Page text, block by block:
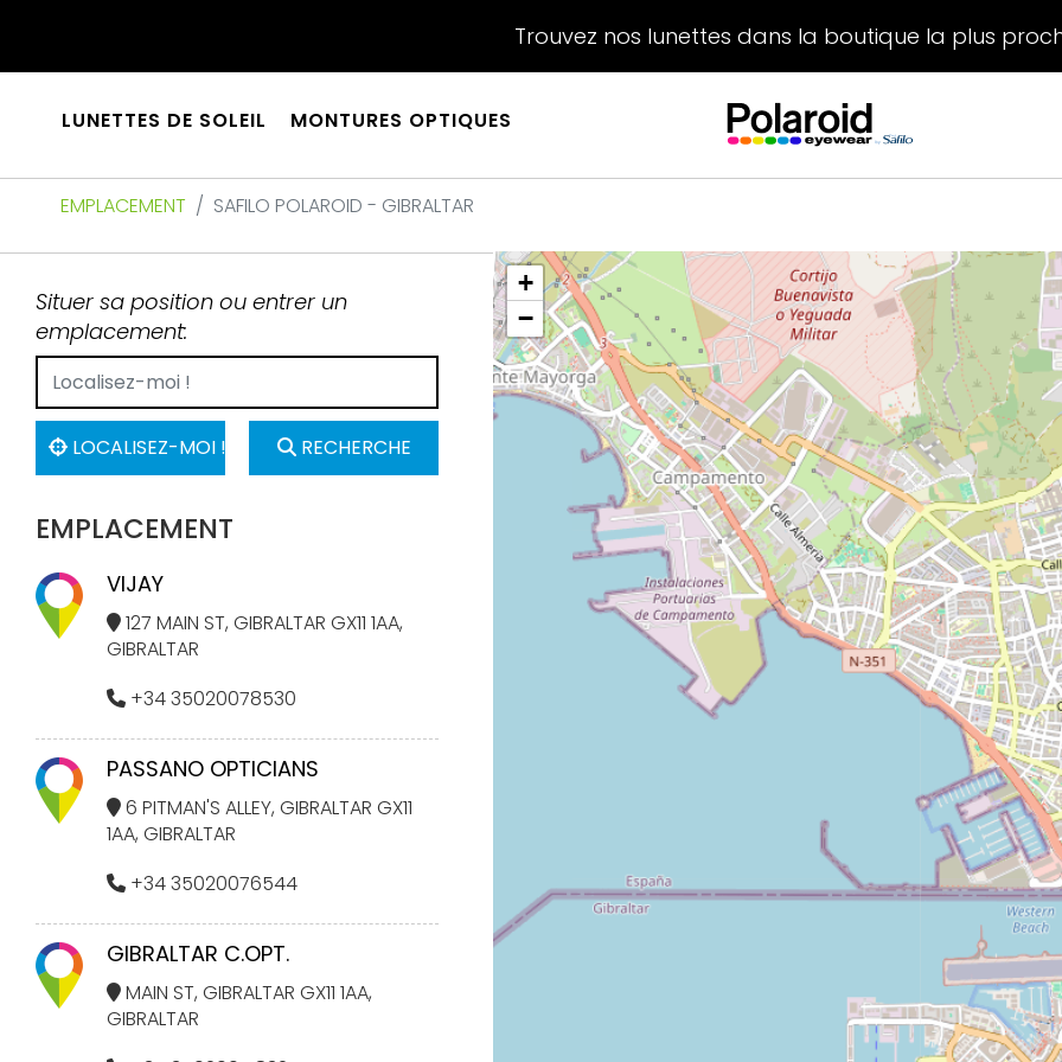
Trouvez nos lunettes dans la boutique la plus
LUNETTES DE SOLEIL MONTURES OPTIQUES
EMPLACEMENT SAFILO POLAROID - GIBRALTAR
Situer sa position ou entrer un
emplacement:
LOCALISEZ-MOI ! RECHERCHE
EMPLACEMENT
VIJAY
127 MAIN ST, GIBRALTAR GX11 1AA,
GIBRALTAR
+34 35020078530
PASSANO OPTICIANS
6 PITMAN'S ALLEY, GIBRALTAR GX11
1AA, GIBRALTAR
+34 35020076544
GIBRALTAR C.OPT.
MAIN ST, GIBRALTAR GX11 1AA,
GIBRALTAR
+
−